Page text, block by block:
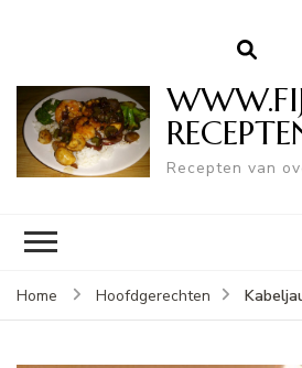
Recepten van
Home Hoofdgerechten